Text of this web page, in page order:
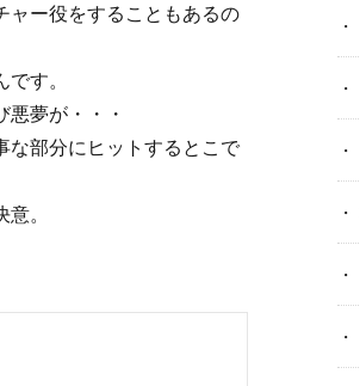
ャー役をすることもあるの
す。
夢が・・・
な部分にヒットするとこで
。